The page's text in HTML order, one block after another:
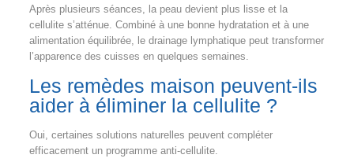
Après plusieurs séances, la peau devient plus lisse et la
cellulite s’atténue. Combiné à une bonne hydratation et à une
alimentation équilibrée, le drainage lymphatique peut transformer
l’apparence des cuisses en quelques semaines.
Les remèdes maison peuvent-ils
aider à éliminer la cellulite ?
Oui, certaines solutions naturelles peuvent compléter
efficacement un programme anti-cellulite.